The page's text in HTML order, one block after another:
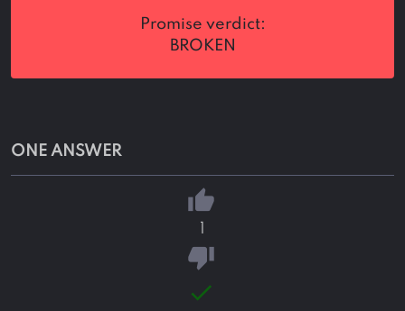
promise verdict:
BROKEN
ONE ANSWER
thumb_up
thumb_down
done